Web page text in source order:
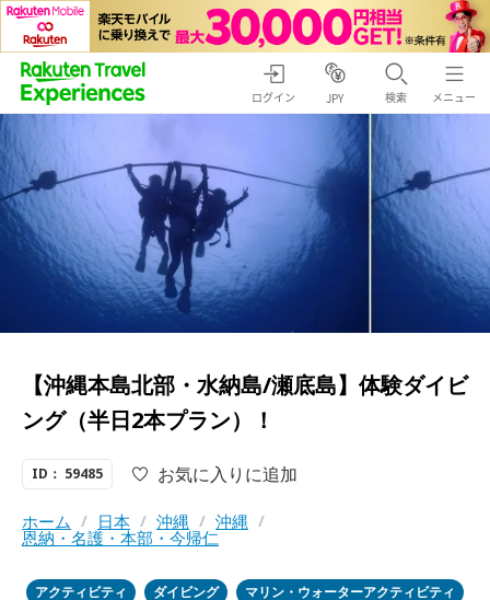
ログイン JPY 検索 メニュー
【沖縄本島北部・水納島/瀬底島】体験ダイビ
ング（半日2本プラン）！
ID： 59485 お気に入りに追加
ホーム / 日本 / 沖縄 / 沖縄 /
恩納・名護・本部・今帰仁
アクティビティ ダイビング マリン・ウォーターアクティビティ